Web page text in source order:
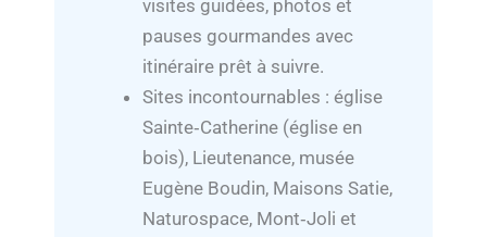
visites guidées, photos et
pauses gourmandes avec
itinéraire prêt à suivre.
Sites incontournables : église
Sainte‑Catherine (église en
bois), Lieutenance, musée
Eugène Boudin, Maisons Satie,
Naturospace, Mont‑Joli et